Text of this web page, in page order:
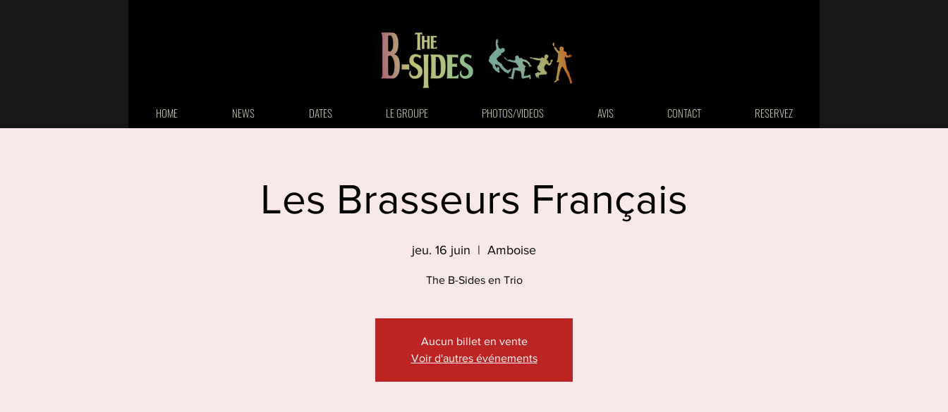
HOME NEWS DATES LE GROUPE PHOTOS/VIDEOS AVIS CONTACT RESERVEZ
Les Brasseurs Français
jeu. 16 juin
  |
Amboise
The B-Sides en Trio
Aucun billet en vente
Voir d'autres événements